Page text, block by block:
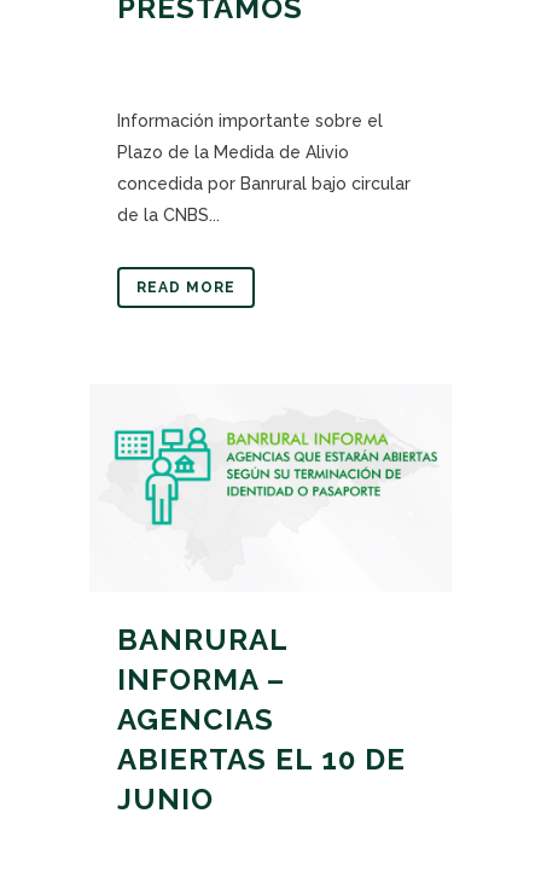
PRÉSTAMOS
Información importante sobre el
Plazo de la Medida de Alivio
concedida por Banrural bajo circular
de la CNBS...
READ MORE
BANRURAL
INFORMA –
AGENCIAS
ABIERTAS EL 10 DE
JUNIO